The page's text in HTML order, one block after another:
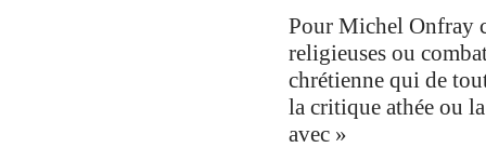
Pour Michel Onfray
religieuses ou
chrétienne qui de
la critique athée ou
avec »